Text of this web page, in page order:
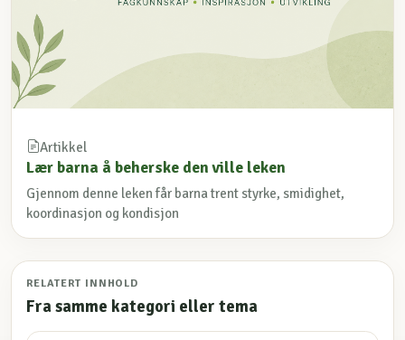
Artikkel
Lær barna å beherske den ville leken
Gjennom denne leken får barna trent styrke, smidighet,
koordinasjon og kondisjon
RELATERT INNHOLD
Fra samme kategori eller tema